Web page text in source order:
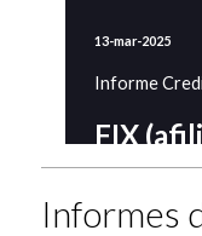
13-mar-2025
Informe
FIX
de
Informes